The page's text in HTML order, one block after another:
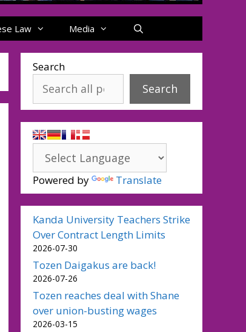
Law Media
Search
Search
Powered by Translate
Kanda University Teachers Strike
Over Contract Length Limits
2026-07-30
Tozen Daigakus are back!
2026-07-26
Tozen reaches deal with Shane
over union-busting wages
2026-03-15